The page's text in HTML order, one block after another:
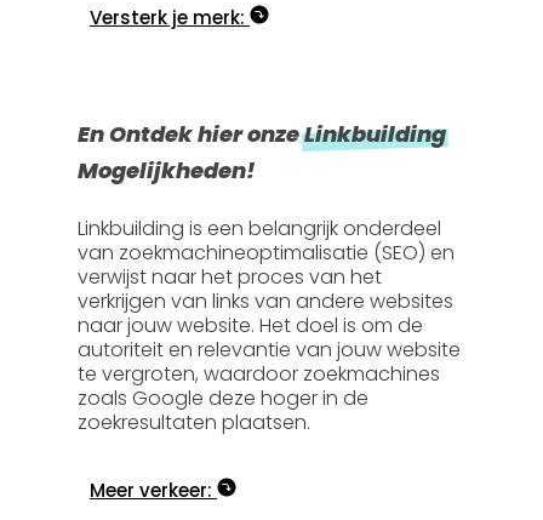
Versterk je merk:
En Ontdek hier onzeLinkbuilding
Mogelijkheden!
Linkbuilding is een belangrijk onderdeel
van zoekmachineoptimalisatie (SEO) en
verwijst naar het proces van het
verkrijgen van links van andere websites
naar jouw website. Het doel is om de
autoriteit en relevantie van jouw website
te vergroten, waardoor zoekmachines
zoals Google deze hoger in de
zoekresultaten plaatsen.
Meer verkeer: